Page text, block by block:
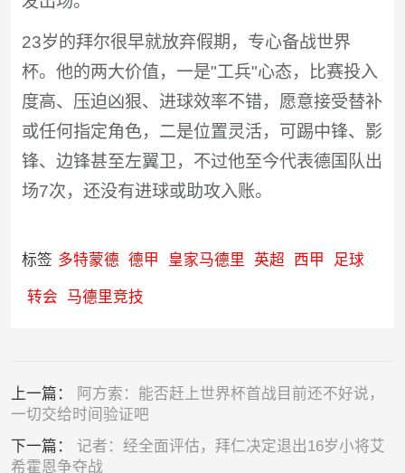
23岁的拜尔很早就放弃假期，专心备战世界
杯。他的两大价值，一是"工兵"心态，比赛投入
度高、压迫凶狠、进球效率不错，愿意接受替补
或任何指定角色，二是位置灵活，可踢中锋、影
锋、边锋甚至左翼卫，不过他至今代表德国队出
场7次，还没有进球或助攻入账。
标签 多特蒙德 德甲 皇家马德里 英超 西甲 足球
转会 马德里竞技
上一篇：
阿方索：能否赶上世界杯首战目前还不好说，
一切交给时间验证吧
下一篇： 记者：经全面评估，拜仁决定退出16岁小将艾
希霍恩争夺战